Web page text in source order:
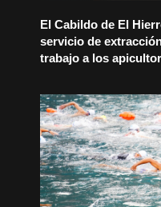
El Cabildo de El
servicio de
trabajo a los